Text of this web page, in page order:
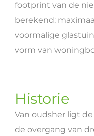
footprint van de
berekend:
voormalige
vorm van
Historie
Van oudsher ligt de
de overgang van